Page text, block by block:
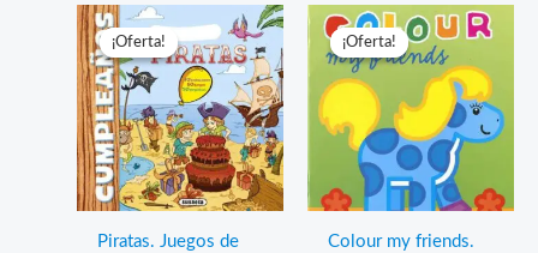
¡Oferta!
¡Oferta!
Piratas. Juegos de
¡Oferta!
¡Oferta!
Colour my friends.